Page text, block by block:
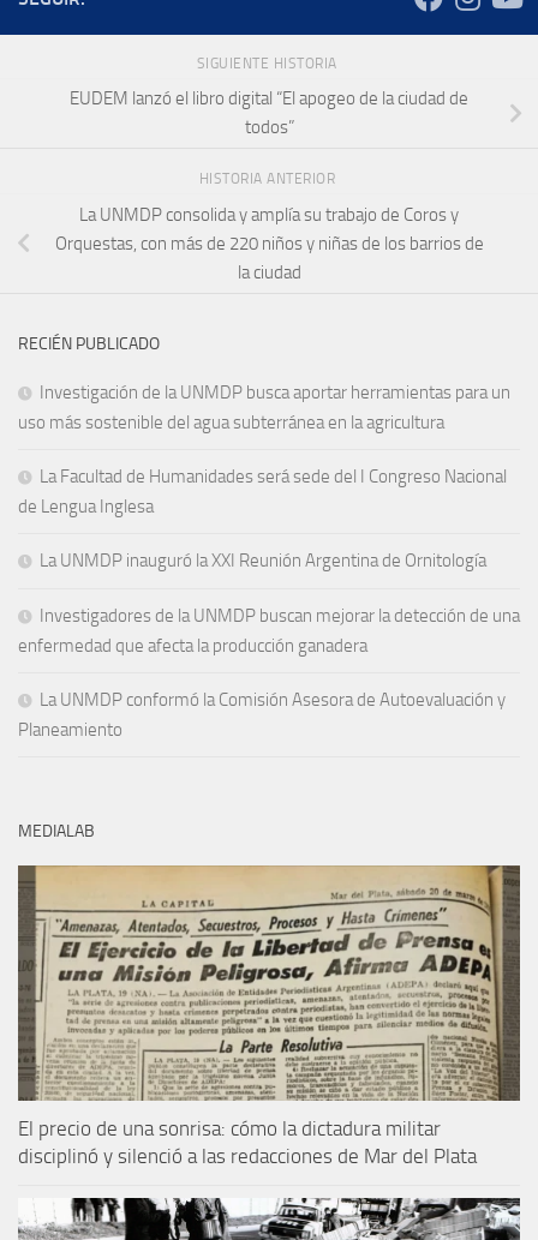
SIGUIENTE HISTORIA
EUDEM lanzó el libro digital “El apogeo de la ciudad de
todos”
HISTORIA ANTERIOR
La UNMDP consolida y amplía su trabajo de Coros y
Orquestas, con más de 220 niños y niñas de los barrios de
la ciudad
RECIÉN PUBLICADO
Investigación de la UNMDP busca aportar herramientas para un
uso más sostenible del agua subterránea en la agricultura
La Facultad de Humanidades será sede del I Congreso Nacional
de Lengua Inglesa
La UNMDP inauguró la XXI Reunión Argentina de Ornitología
Investigadores de la UNMDP buscan mejorar la detección de una
enfermedad que afecta la producción ganadera
La UNMDP conformó la Comisión Asesora de Autoevaluación y
Planeamiento
MEDIALAB
El precio de una sonrisa: cómo la dictadura militar
disciplinó y silenció a las redacciones de Mar del Plata